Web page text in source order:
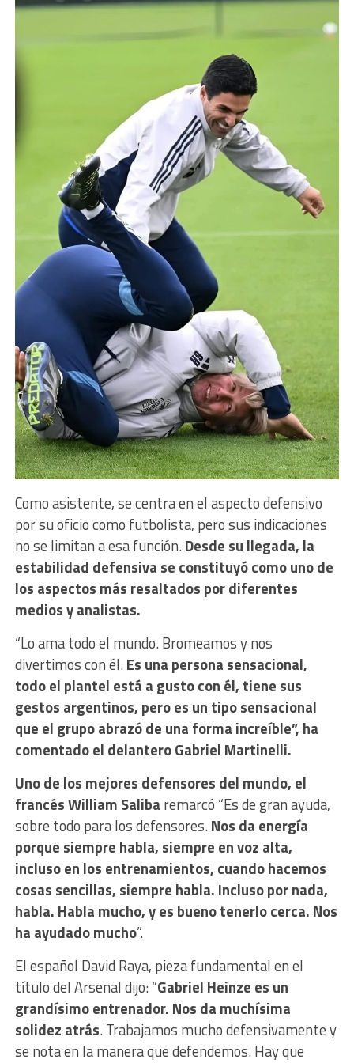
Como asistente, se centra en el aspecto defensivo
por su oficio como futbolista, pero sus indicaciones
no se limitan a esa función.Desde su llegada, la
estabilidad defensiva se constituyó como uno de
los aspectos más resaltados por diferentes
medios y analistas.
“Lo ama todo el mundo. Bromeamos y nos
divertimos con él.Es una persona sensacional,
todo el plantel está a gusto con él, tiene sus
gestos argentinos, pero es un tipo sensacional
que el grupo abrazó de una forma increíble”, ha
comentado el delantero Gabriel Martinelli.
Uno de los mejores defensores del mundo, el
francés William Saliba remarcó “Es de gran ayuda,
sobre todo para los defensores.Nos da energía
porque siempre habla, siempre en voz alta,
incluso en los entrenamientos, cuando hacemos
cosas sencillas, siempre habla. Incluso por nada,
habla. Habla mucho, y es bueno tenerlo cerca. Nos
ha ayudado mucho”.
El español David Raya, pieza fundamental en el
título del Arsenal dijo: “Gabriel Heinze es un
grandísimo entrenador. Nos da muchísima
solidez atrás. Trabajamos mucho defensivamente y
se nota en la manera que defendemos. Hay que